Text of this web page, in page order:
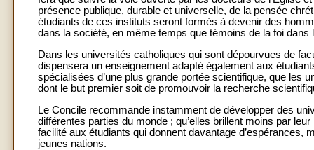
présence publique, durable et universelle, de la pensée
étudiants de ces instituts seront formés à devenir des
dans la société, en même temps que témoins de la foi dans
Dans les universités catholiques qui sont dépourvues de
dispensera un enseignement adapté également aux
spécialisées d’une plus grande portée scientifique, que les
dont le but premier soit de promouvoir la recherche
Le Concile recommande instamment de développer des
différentes parties du monde ; qu’elles brillent moins par
facilité aux étudiants qui donnent davantage d’espérances,
jeunes nations.